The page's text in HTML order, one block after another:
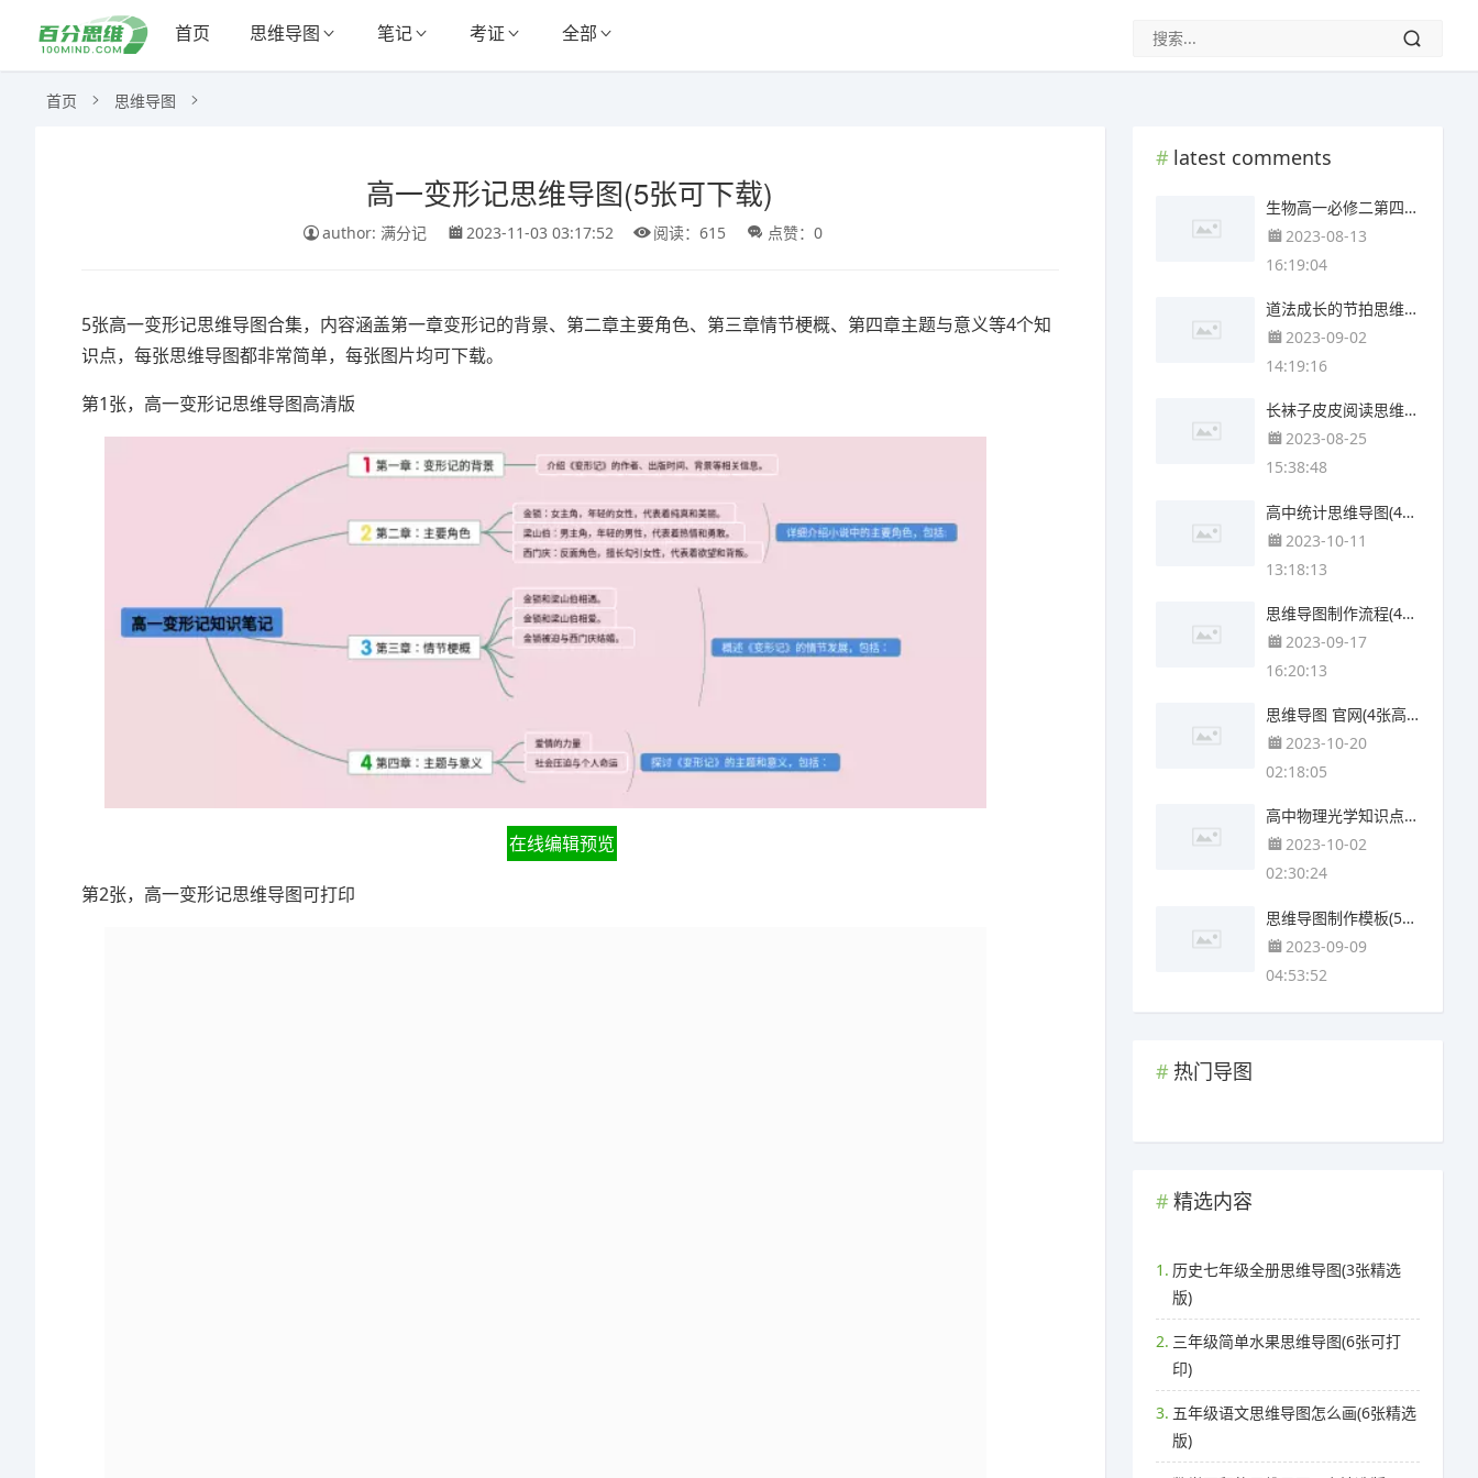
首页 思维导图 笔记 考证 全部
首页 思维导图
高一变形记思维导图(5张可下载)
author: 满分记 2023-11-03 03:17:52 阅读：615 点赞：0
5张高一变形记思维导图合集，内容涵盖第一章变形记的背景、第二章主要角色、第三章情节梗概、第四章主题与意义等4个知
识点，每张思维导图都非常简单，每张图片均可下载。
第1张，高一变形记思维导图高清版
在线编辑预览
第2张，高一变形记思维导图可打印
latest comments
生物高一必修二第四章思维导图(4个精选版)
2023-08-13
16:19:04
道法成长的节拍思维导图(3张附打印高清版)
2023-09-02
14:19:16
长袜子皮皮阅读思维导图(4个附下载)
2023-08-25
15:38:48
高中统计思维导图(4个可打印)
2023-10-11
13:18:13
思维导图制作流程(4个可下载)
2023-09-17
16:20:13
思维导图 官网(4张高清晰可打印)
2023-10-20
02:18:05
高中物理光学知识点思维导图(4个附下载)
2023-10-02
02:30:24
思维导图制作模板(5张可下载)
2023-09-09
04:53:52
热门导图
精选内容
1. 历史七年级全册思维导图(3张精选
版)
2. 三年级简单水果思维导图(6张可打
印)
3. 五年级语文思维导图怎么画(6张精选
版)